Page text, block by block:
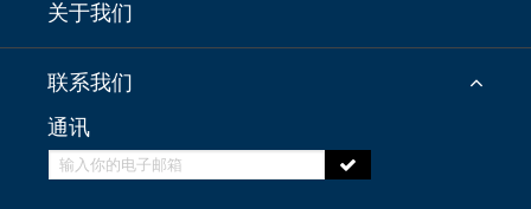
关于我们
联系我们
通讯